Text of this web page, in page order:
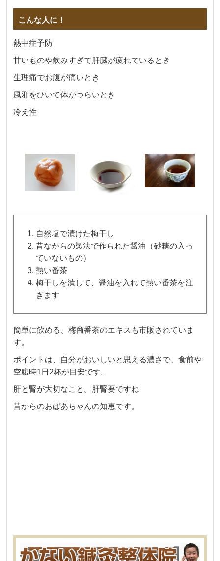
こんな人に！
熱中症予防
甘いものや飲みすぎて肝臓が疲れているとき
生理痛でお腹が痛いとき
風邪をひいて体がつらいとき
冷え性
自然塩で漬けた梅干し
昔ながらの製法で作られた醤油（砂糖の入っ
ていないもの）
熱い番茶
梅干しを潰して、醤油を入れて熱い番茶を注
ぎます
簡単に飲める、梅商番茶のエキスも市販されていま
す。
ポイントは、自分がおいしいと思える濃さで、食前や
空腹時1日2杯が目安です。
肝と腎が大切なこと。肝腎要ですね
昔からのおばあちゃんの知恵です。